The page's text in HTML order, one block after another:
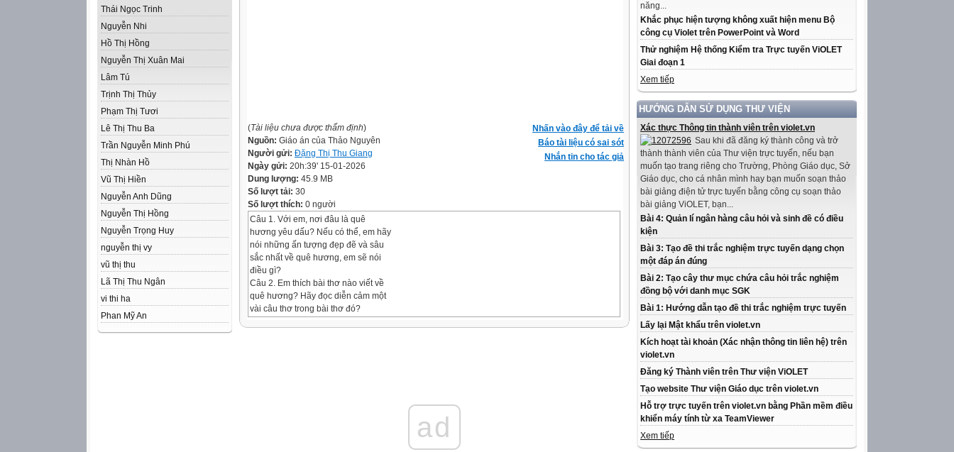
Thái Ngọc Trinh
Nguyễn Nhi
Hồ Thị Hồng
Nguyễn Thị Xuân Mai
Lâm Tú
Trịnh Thị Thủy
Phạm Thị Tươi
Lê Thị Thu Ba
Trần Nguyễn Minh Phú
Thị Nhàn Hồ
Vũ Thị Hiền
Nguyễn Anh Dũng
Nguyễn Thị Hồng
Nguyễn Trọng Huy
nguyễn thị vy
vũ thị thu
Lã Thị Thu Ngân
vi thi ha
Phan Mỹ An
năng...
Khắc phục hiện tượng không xuất hiện menu Bộ
công cụ Violet trên PowerPoint và Word
Thử nghiệm Hệ thống Kiểm tra Trực tuyến ViOLET
Giai đoạn 1
Xem tiếp
HƯỚNG DẪN SỬ DỤNG THƯ VIỆN
Xác thực Thông tin thành viên trên violet.vn
Sau khi đã đăng ký thành công và trở
thành thành viên của Thư viện trực tuyến, nếu bạn
muốn tạo trang riêng cho Trường, Phòng Giáo dục, Sở
Giáo dục, cho cá nhân mình hay bạn muốn soạn thảo
bài giảng điện tử trực tuyến bằng công cụ soạn thảo
bài giảng ViOLET, bạn...
Bài 4: Quản lí ngân hàng câu hỏi và sinh đề có điều
kiện
Bài 3: Tạo đề thi trắc nghiệm trực tuyến dạng chọn
một đáp án đúng
Bài 2: Tạo cây thư mục chứa câu hỏi trắc nghiệm
đồng bộ với danh mục SGK
Bài 1: Hướng dẫn tạo đề thi trắc nghiệm trực tuyến
Lấy lại Mật khẩu trên violet.vn
Kích hoạt tài khoản (Xác nhận thông tin liên hệ) trên
violet.vn
Đăng ký Thành viên trên Thư viện ViOLET
Tạo website Thư viện Giáo dục trên violet.vn
Hỗ trợ trực tuyến trên violet.vn bằng Phần mềm điều
khiển máy tính từ xa TeamViewer
Xem tiếp
Nhấn vào đây để tải về
Báo tài liệu có sai sót
Nhắn tin cho tác giả
(Tài liệu chưa được thẩm định)
Nguồn: Giáo án của Thảo Nguyên
Người gửi: Đặng Thị Thu Giang
Ngày gửi: 20h:39' 15-01-2026
Dung lượng: 45.9 MB
Số lượt tải: 30
Số lượt thích: 0 người
Câu 1. Với em, nơi đâu là quê
hương yêu dấu? Nếu có thể, em hãy
nói những ấn tượng đẹp đẽ và sâu
sắc nhất về quê hương, em sẽ nói
điều gì?
Câu 2. Em thích bài thơ nào viết về
quê hương? Hãy đọc diễn cảm một
vài câu thơ trong bài thơ đó?
Đầm Xác Cáo, hồ Kim Ngưu, hồ Lãng Bạc là tên
ad